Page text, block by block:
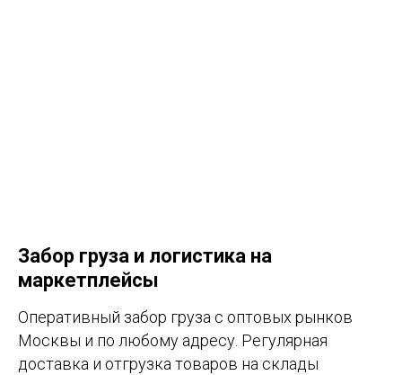
Забор груза и логистика на
маркетплейсы
Оперативный забор груза с оптовых рынков
Москвы и по любому адресу. Регулярная
доставка и отгрузка товаров на склады